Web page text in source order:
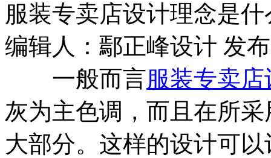
服装专卖店设计理念是什
编辑人：鄢正峰设计 发
一般而言服装专卖店
灰为主色调，而且在所
大部分。这样的设计可